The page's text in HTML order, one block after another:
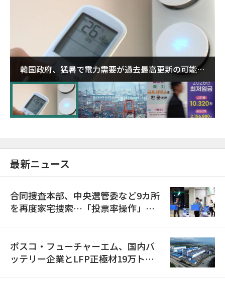
韓国政府、猛暑で電力需要が過去最高更新の可能性
に需給対応体制を点検
最新ニュース
合同捜査本部、中央選管委など9カ所
を再度家宅捜索…「投票率操作」の
ポスコ・フューチャーエム、国内バ
ッテリー企業とLFP正極材19万トン